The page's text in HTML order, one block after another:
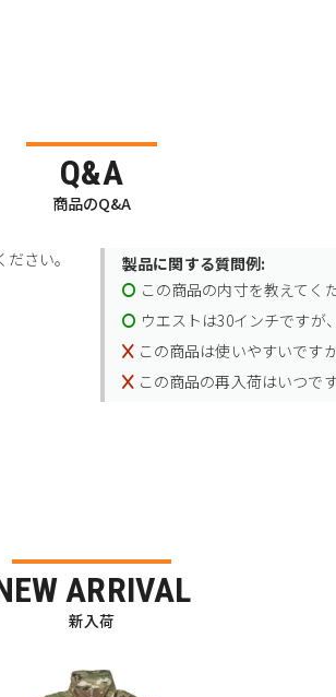
Q&A
商品のQ&A
さい。
製品に関する質問例:
この商品の内寸を教えてく
ウエストは30インチですが
この商品は使いやすいです
この商品の再入荷はいつで
ARRIVAL
新入荷